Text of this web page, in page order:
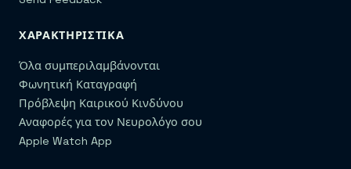
ΧΑΡΑΚΤΗΡΙΣΤΙΚΆ
Όλα συμπεριλαμβάνονται
Φωνητική Καταγραφή
Πρόβλεψη Καιρικού Κινδύνου
Αναφορές για τον Νευρολόγο σου
Apple Watch App